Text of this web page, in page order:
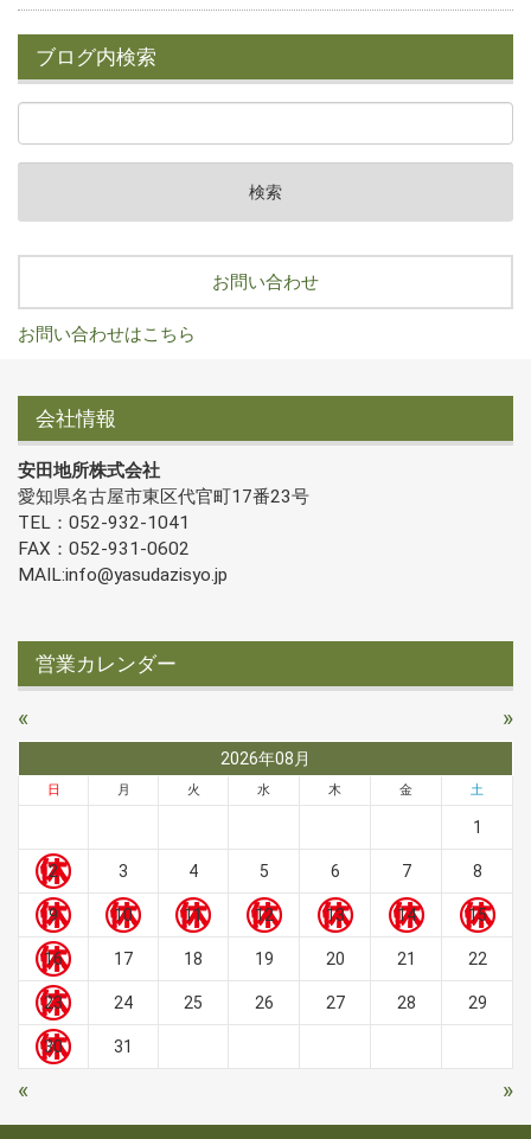
ブログ内検索
お問い合わせ
お問い合わせはこちら
会社情報
安田地所株式会社
愛知県名古屋市東区代官町17番23号
TEL：052-932-1041
FAX：052-931-0602
MAIL:info@yasudazisyo.jp
営業カレンダー
« »
2026年08月
日 月 火 水 木 金 土
1
2 3 4 5 6 7 8
9 10 11 12 13 14 15
16 17 18 19 20 21 22
23 24 25 26 27 28 29
30 31
« »